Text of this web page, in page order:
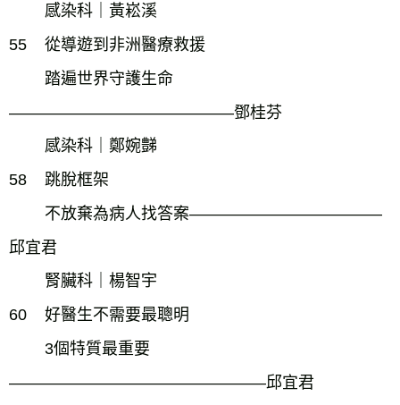
感染科｜黃崧溪
55
從導遊到非洲醫療救援
踏遍世界守護生命
――――――――――――――鄧桂芬
感染科｜ 鄭婉豑
58
跳脫框架
不放棄為病人找答案――――――――――――
邱宜君
腎臟科｜楊智宇
60
好醫生不需要最聰明
3個特質最重要
――――――――――――――――邱宜君